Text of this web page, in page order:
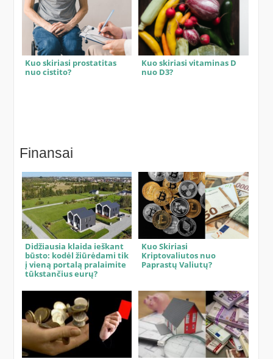
Kuo skiriasi prostatitas
nuo cistito?
Kuo skiriasi vitaminas D
nuo D3?
Finansai
Didžiausia klaida ieškant
būsto: kodėl žiūrėdami tik
į vieną portalą pralaimite
tūkstančius eurų?
Kuo Skiriasi
Kriptovaliutos nuo
Paprastų Valiutų?